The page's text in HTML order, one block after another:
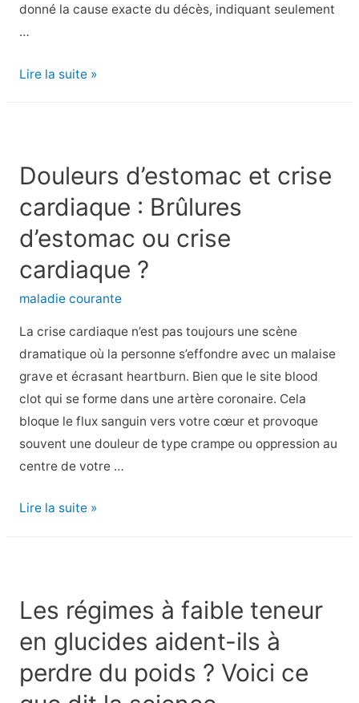
donné la cause exacte du décès, indiquant seulement
…
Décès
un
cœur
de
porc
génétiquement
modifié
Lire la suite »
Douleurs d’estomac et crise
cardiaque : Brûlures
d’estomac ou crise
cardiaque ?
maladie courante
La crise cardiaque n’est pas toujours une scène
dramatique où la personne s’effondre avec un malaise
grave et écrasant heartburn. Bien que le site blood
clot qui se forme dans une artère coronaire. Cela
bloque le flux sanguin vers votre cœur et provoque
souvent une douleur de type crampe ou oppression au
centre de votre …
Douleurs
:
Brûlures
d’estomac
ou
Lire la suite »
Les régimes à faible teneur
en glucides aident-ils à
perdre du poids ? Voici ce